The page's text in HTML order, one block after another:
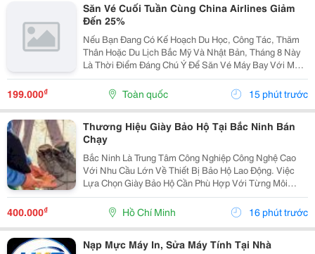
Săn Vé Cuối Tuần Cùng China Airlines Giảm
Đến 25%
Nếu Bạn Đang Có Kế Hoạch Du Học, Công Tác, Thăm
Thân Hoặc Du Lịch Bắc Mỹ Và Nhật Bản, Tháng 8 Này
Là Thời Điểm Đáng Chú Ý Để Săn Vé Máy Bay Với Mức
Giá Ưu Đãi. China Airlines Triển Khai Chương Trình Ưu
Đãi Cuối Tuần Giảm Đến 25% Cho Một Số Hành Trình...
199.000₫ Toàn quốc 15 phút trước
Thương Hiệu Giày Bảo Hộ Tại Bắc Ninh Bán
Chạy
Bắc Ninh Là Trung Tâm Công Nghiệp Công Nghệ Cao
Với Nhu Cầu Lớn Về Thiết Bị Bảo Hộ Lao Động. Việc
Lựa Chọn Giày Bảo Hộ Cần Phù Hợp Với Từng Môi
Trường Làm Việc, Từ Cơ Khí, Sản Xuất Đến Phòng
Sạch, Điện Tử. Bài Viết Cung Cấp Những Thông Tin
Thực Tế Về...
400.000₫ Hồ Chí Minh 16 phút trước
Nạp Mực Máy In, Sửa Máy Tính Tại Nhà